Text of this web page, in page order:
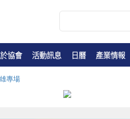
協會 活動訊息 日曆 產業情報